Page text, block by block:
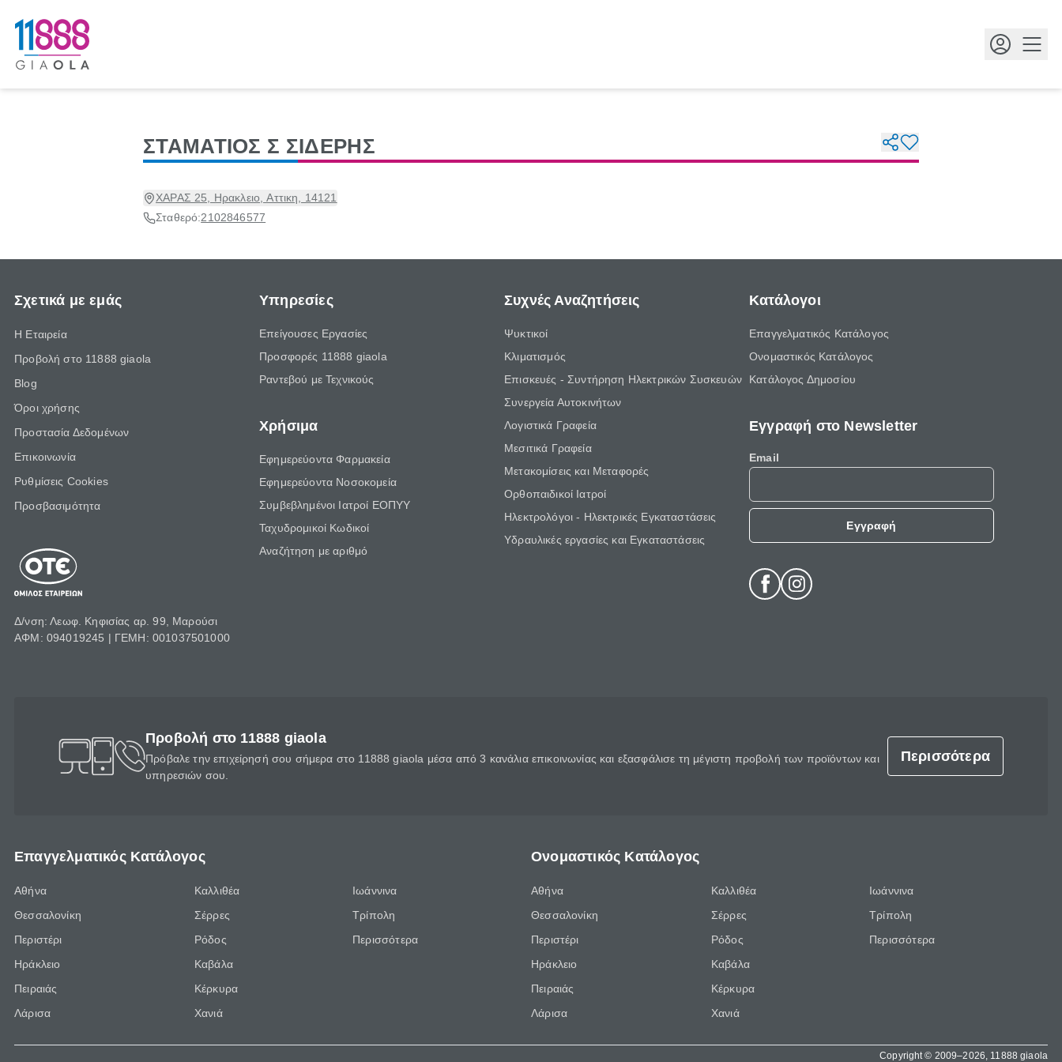
ΣΤΑΜΑΤΙΟΣ Σ ΣΙΔΕΡΗΣ
ΧΑΡΑΣ 25, Ηρακλειο, Αττικη, 14121
Σταθερό:2102846577
Σχετικά με εμάς
Η Εταιρεία
Προβολή στο 11888 giaola
Blog
Όροι χρήσης
Προστασία Δεδομένων
Επικοινωνία
Ρυθμίσεις Cookies
Προσβασιμότητα
Δ/νση: Λεωφ. Κηφισίας αρ. 99, Μαρούσι
ΑΦΜ: 094019245 | ΓΕΜΗ: 001037501000
Υπηρεσίες
Επείγουσες Εργασίες
Προσφορές 11888 giaola
Ραντεβού με Τεχνικούς
Χρήσιμα
Εφημερεύοντα Φαρμακεία
Εφημερεύοντα Νοσοκομεία
Συμβεβλημένοι Ιατροί ΕΟΠΥΥ
Ταχυδρομικοί Κωδικοί
Αναζήτηση με αριθμό
Συχνές Αναζητήσεις
Ψυκτικοί
Κλιματισμός
Επισκευές - Συντήρηση Ηλεκτρικών Συσκευών
Συνεργεία Αυτοκινήτων
Λογιστικά Γραφεία
Μεσιτικά Γραφεία
Μετακομίσεις και Μεταφορές
Ορθοπαιδικοί Ιατροί
Ηλεκτρολόγοι - Ηλεκτρικές Εγκαταστάσεις
Υδραυλικές εργασίες και Εγκαταστάσεις
Κατάλογοι
Επαγγελματικός Κατάλογος
Ονομαστικός Κατάλογος
Κατάλογος Δημοσίου
Εγγραφή στο Newsletter
Email
Εγγραφή
Προβολή στο 11888 giaola
Πρόβαλε την επιχείρησή σου σήμερα στο 11888 giaola μέσα από 3 κανάλια επικοινωνίας και εξασφάλισε τη μέγιστη προβολή των προϊόντων και
υπηρεσιών σου.
Περισσότερα
Επαγγελματικός Κατάλογος
Αθήνα
Θεσσαλονίκη
Περιστέρι
Ηράκλειο
Πειραιάς
Λάρισα
Καλλιθέα
Σέρρες
Ρόδος
Καβάλα
Κέρκυρα
Χανιά
Ιωάννινα
Τρίπολη
Περισσότερα
Ονομαστικός Κατάλογος
Αθήνα
Θεσσαλονίκη
Περιστέρι
Ηράκλειο
Πειραιάς
Λάρισα
Καλλιθέα
Σέρρες
Ρόδος
Καβάλα
Κέρκυρα
Χανιά
Ιωάννινα
Τρίπολη
Περισσότερα
Copyright © 2009–2026, 11888 giaola